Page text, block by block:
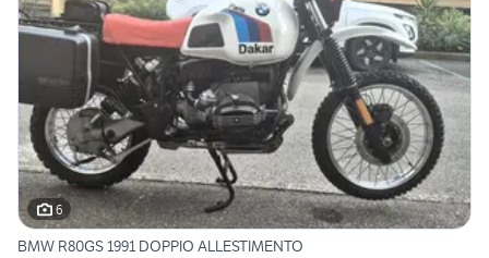
6
BMW R80GS 1991 DOPPIO ALLESTIMENTO